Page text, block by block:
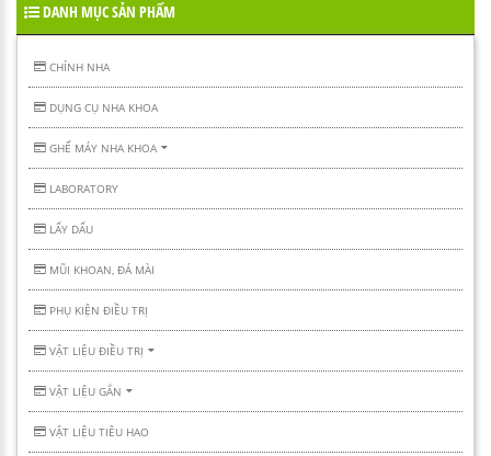
DANH MỤC SẢN PHẨM
CHỈNH NHA
DỤNG CỤ NHA KHOA
GHẾ MÁY NHA KHOA
LABORATORY
LẤY DẤU
MŨI KHOAN, ĐÁ MÀI
PHỤ KIỆN ĐIỀU TRỊ
VẬT LIỆU ĐIỀU TRỊ
VẬT LIỆU GẮN
VẬT LIỆU TIÊU HAO